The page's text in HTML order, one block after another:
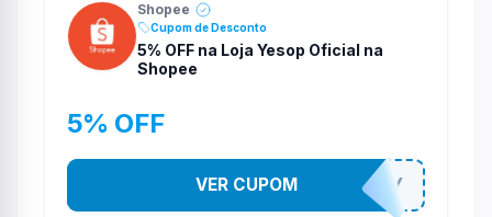
Shopee
Cupom de Desconto
5% OFF na Loja Yesop Oficial na
Shopee
5% OFF
YESO274Y
VER CUPOM